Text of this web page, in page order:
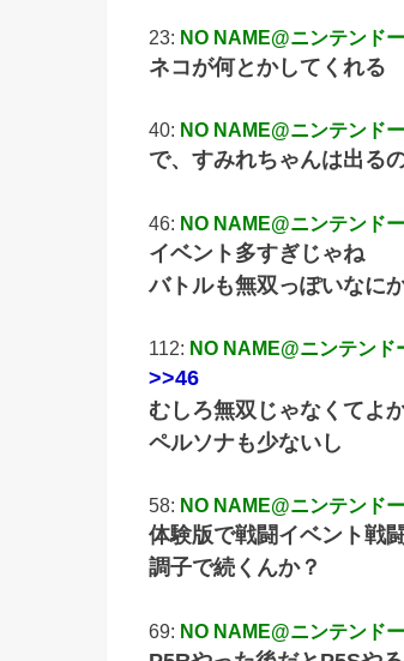
23: NO NAME@ニンテンド
ネコが何とかしてくれる
40: NO NAME@ニンテンド
で、すみれちゃんは出る
46: NO NAME@ニンテンド
イベント多すぎじゃね
バトルも無双っぽいなに
112: NO NAME@ニンテンド
>>46
むしろ無双じゃなくてよ
ペルソナも少ないし
58: NO NAME@ニンテンド
体験版で戦闘イベント戦
調子で続くんか？
69: NO NAME@ニンテンド